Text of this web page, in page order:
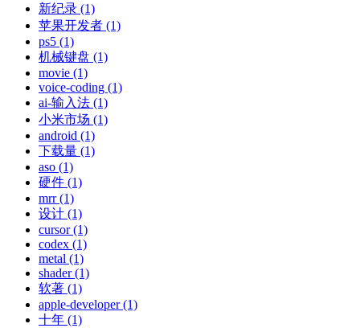
新纪录 (1)
苹果开发者 (1)
ps5 (1)
机械键盘 (1)
movie (1)
voice-coding (1)
ai-输入法 (1)
小米市场 (1)
android (1)
下载量 (1)
aso (1)
硬件 (1)
mrr (1)
设计 (1)
cursor (1)
codex (1)
metal (1)
shader (1)
软著 (1)
apple-developer (1)
十年 (1)